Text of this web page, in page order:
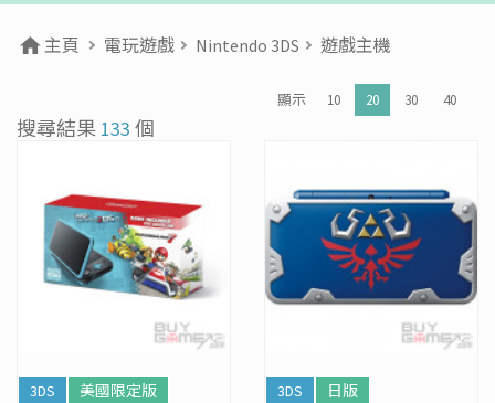
[16/02] 門市及網店新春特別營業時間通告
[19/01] 金馬賀歲 • 購物送福 | 新春購物優惠 (17/1- 3/3/2026）
[07/12] 24周年購物折第3彈: 聖誕新年優惠 (1-31 DEC 2025)
[02/07] PS5/ XBox Grand Theft Auto VI 香港版預訂後續跟進
主頁 電玩遊戲 Nintendo 3DS 遊戲主機
顯示 10 20 30 40
搜尋結果 133 個
3DS 美國限定版 3DS 日版